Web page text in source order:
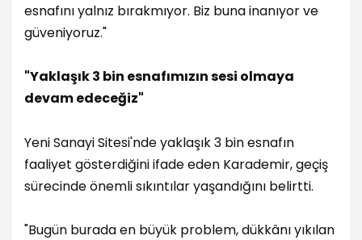
esnafını yalnız bırakmıyor. Biz buna inanıyor ve
güveniyoruz."
"Yaklaşık 3 bin esnafımızın sesi olmaya
devam edeceğiz"
Yeni Sanayi Sitesi'nde yaklaşık 3 bin esnafın
faaliyet gösterdiğini ifade eden Karademir, geçiş
sürecinde önemli sıkıntılar yaşandığını belirtti.
"Bugün burada en büyük problem, dükkânı yıkılan